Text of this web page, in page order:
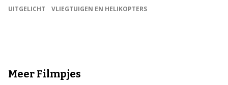
UITGELICHT
VLIEGTUIGEN EN HELIKOPTERS
Meer Filmpjes